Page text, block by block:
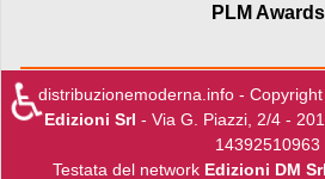
PLM Awards
distribuzionemoderna.info -
Edizioni Srl - Via G. Piazzi, 2/4 -
14392510963
Testata del network Edizioni DM Srl